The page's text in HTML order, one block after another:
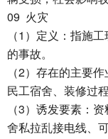
09 火灾
（1 ）定义：指施
的事故。
（2）存在的主要作
民工宿舍、装修过程
（3）诱发要素：
舍私拉乱接电线、